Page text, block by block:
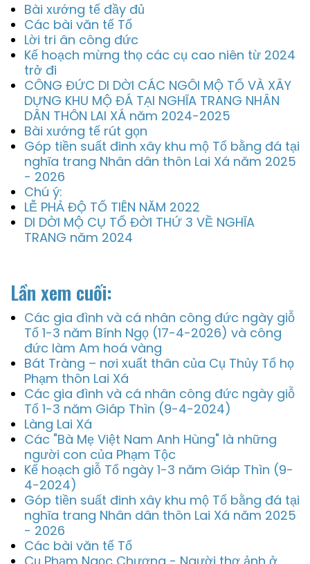
Bài xướng tế đầy đủ
Các bài văn tế Tổ
Lời tri ân công đức
Kế hoạch mừng thọ các cụ cao niên từ 2024
trở đi
CÔNG ĐỨC DI DỜI CÁC NGÔI MỘ TỔ VÀ XÂY
DỰNG KHU MỘ ĐÁ TẠI NGHĨA TRANG NHÂN
DÂN THÔN LAI XÁ năm 2024-2025
Bài xướng tế rút gọn
Góp tiền suất đinh xây khu mộ Tổ bằng đá tại
nghĩa trang Nhân dân thôn Lai Xá năm 2025
- 2026
Chú ý:
LỄ PHẢ ĐỘ TỔ TIÊN NĂM 2022
DI DỜI MỘ CỤ TỔ ĐỜI THỨ 3 VỀ NGHĨA
TRANG năm 2024
Lần xem cuối:
Các gia đình và cá nhân công đức ngày giỗ
Tổ 1-3 năm Bính Ngọ (17-4-2026) và công
đức làm Am hoá vàng
Bát Tràng – nơi xuất thân của Cụ Thủy Tổ họ
Phạm thôn Lai Xá
Các gia đình và cá nhân công đức ngày giỗ
Tổ 1-3 năm Giáp Thìn (9-4-2024)
Làng Lai Xá
Các "Bà Mẹ Việt Nam Anh Hùng" là những
người con của Phạm Tộc
Kế hoạch giỗ Tổ ngày 1-3 năm Giáp Thìn (9-
4-2024)
Góp tiền suất đinh xây khu mộ Tổ bằng đá tại
nghĩa trang Nhân dân thôn Lai Xá năm 2025
- 2026
Các bài văn tế Tổ